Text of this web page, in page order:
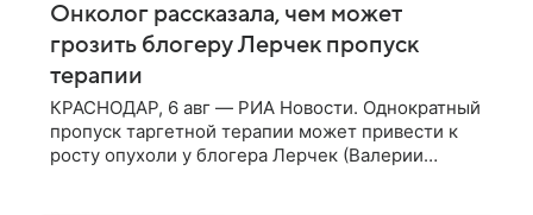
Онколог рассказала, чем может
грозить блогеру Лерчек пропуск
терапии
КРАСНОДАР, 6 авг — РИА Новости. Однократный
пропуск таргетной терапии может привести к
росту опухоли у блогера Лерчек (Валерии